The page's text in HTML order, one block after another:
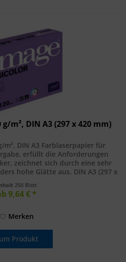
m², DIN A3 (297 x 420 mm)
m², DIN A3 Farblaserpapier für
erfüllt die Anforderungen
zeichnet sich durch eine sehr
hohe Glätte aus. DIN A3 (297 x
250 Blatt
9,64 € *
Merken
Produkt